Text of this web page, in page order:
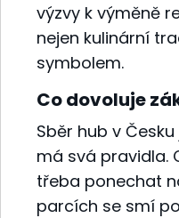
výzvy k výměně
nejen kulinární
symbolem.
Co dovoluje
Sběr hub v
má svá pravidla.
třeba ponechat
parcích se smí